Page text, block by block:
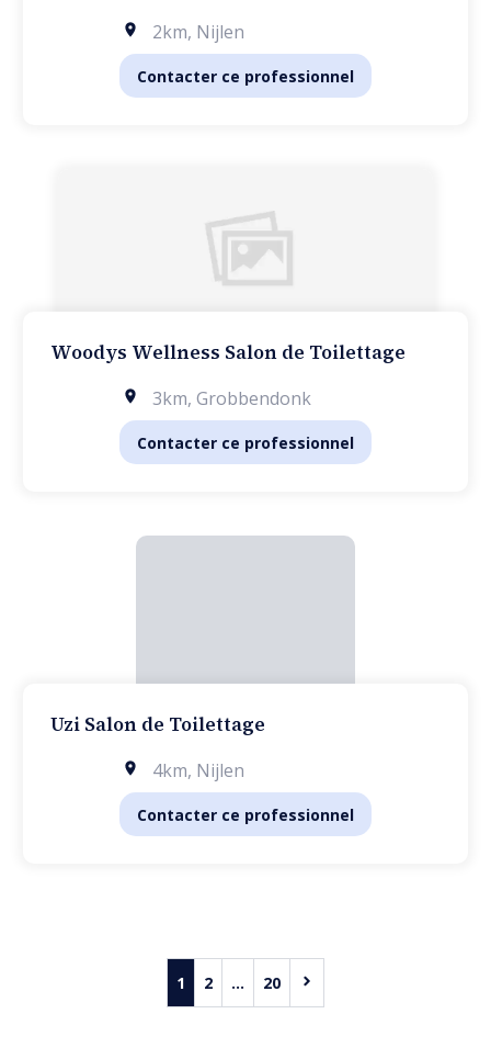
2km, Nijlen
Contacter ce professionnel
Woodys Wellness Salon de Toilettage
3km, Grobbendonk
Contacter ce professionnel
Uzi Salon de Toilettage
4km, Nijlen
Contacter ce professionnel
1 2 ... 20